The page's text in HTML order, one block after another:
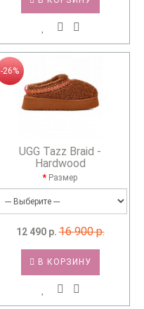
-26%
UGG Tazz Braid -
Hardwood
Размер
12 490 р. 16 900 р.
В КОРЗИНУ